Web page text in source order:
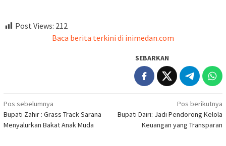
Post Views: 212
Baca berita terkini di inimedan.com
SEBARKAN
Navigasi
pos
Pos sebelumnya
Bupati Zahir : Grass Track Sarana
Menyalurkan Bakat Anak Muda
Pos berikutnya
Bupati Dairi: Jadi Pendorong Kelola
Keuangan yang Transparan